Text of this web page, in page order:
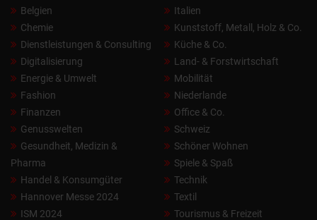
Belgien
Chemie
Dienstleistungen & Consulting
Digitalisierung
Energie & Umwelt
Fashion
Finanzen
Genusswelten
Gesundheit, Medizin &
Pharma
Handel & Konsumgüter
Hannover Messe 2024
ISM 2024
Italien
Kunststoff, Metall, Holz & Co.
Küche & Co.
Land- & Forstwirtschaft
Mobilität
Niederlande
Office & Co.
Schweiz
Schöner Wohnen
Spiele & Spaß
Technik
Textil
Tourismus & Freizeit